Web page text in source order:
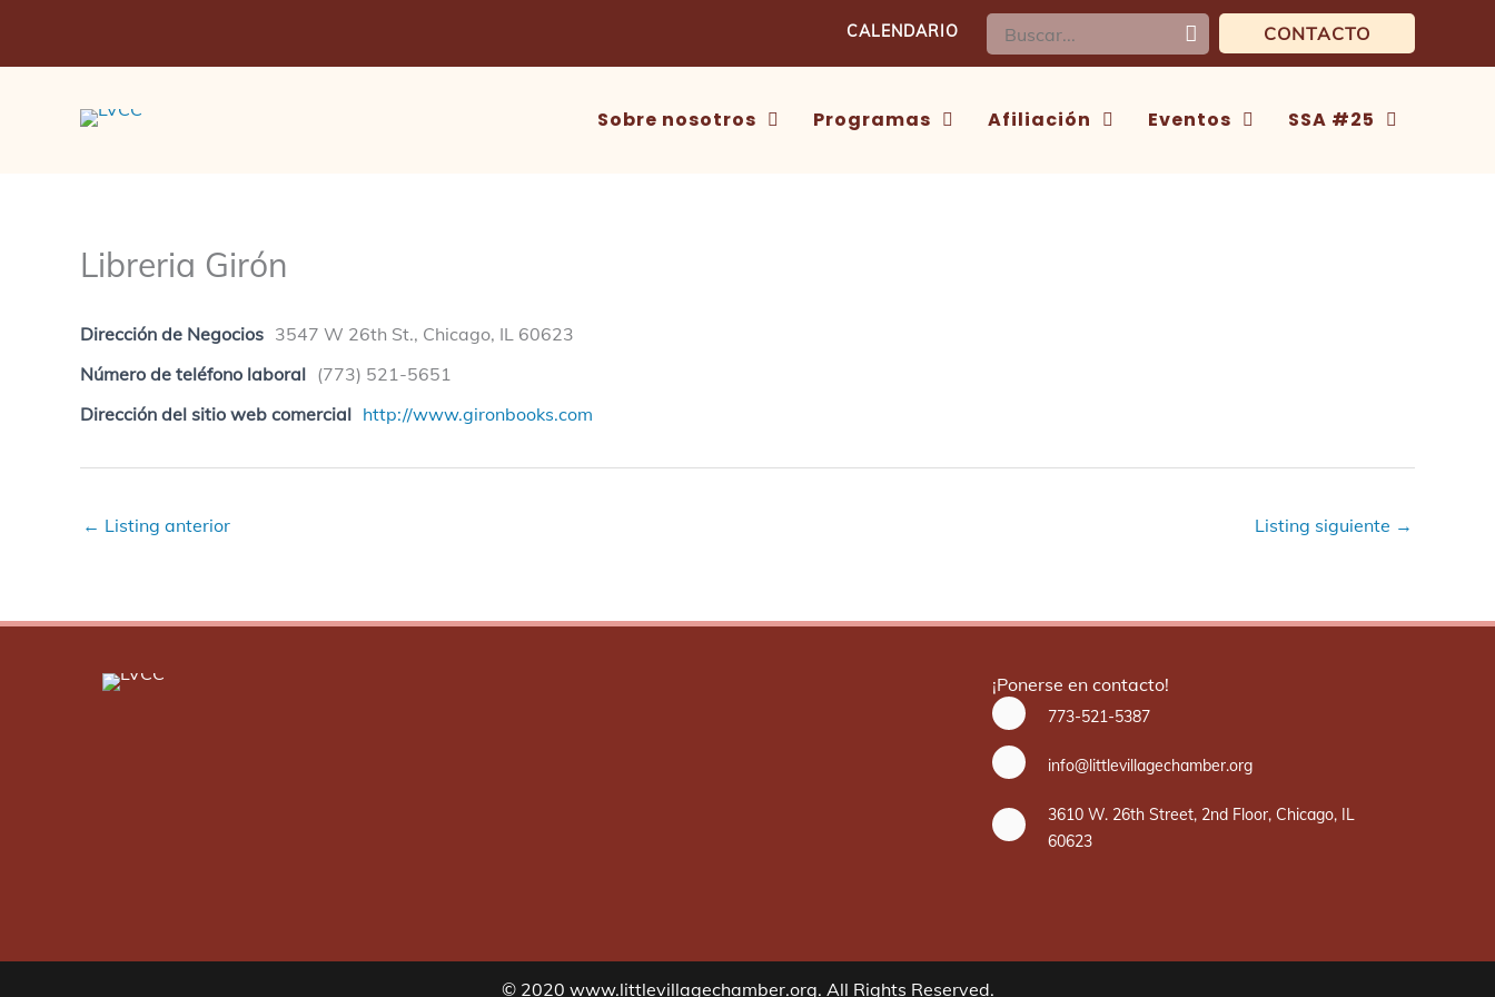
contenido
CALENDARIO Buscar: CONTACTO
Sobre nosotros Programas Afiliación Eventos SSA #25
Libreria Girón
Dirección de Negocios 3547 W 26th St., Chicago, IL 60623
Número de teléfono laboral (773) 521-5651
Dirección del sitio web comercial http://www.gironbooks.com
← Listing anterior Listing siguiente →
¡Ponerse en contacto!
773-521-5387
info@littlevillagechamber.org
3610 W. 26th Street, 2nd Floor, Chicago, IL
60623
© 2020 www.littlevillagechamber.org. All Rights Reserved.